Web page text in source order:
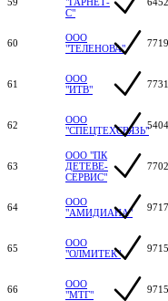
С"
60
ООО
"ТЕЛЕНОВА"
61
ООО
"ИТВ"
62
ООО
"СПЕЦТЕХСВЯЗЬ"
63
ООО "ПК
ДЕТЕВЕ-
СЕРВИС"
64
ООО
"АМИДИАНА"
65
ООО
"ОЛМИТЕК"
66
ООО
"МТГ"